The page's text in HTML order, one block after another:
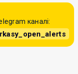
каналі: